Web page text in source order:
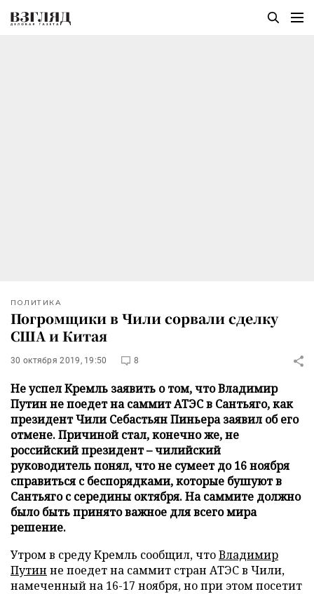
ПОЛИТИКА
Погромщики в Чили сорвали сделку
США и Китая
30 октября 2019, 19:50 8
Не успел Кремль заявить о том, что Владимир
Путин не поедет на саммит АТЭС в Сантьяго, как
президент Чили Себастьян Пиньера заявил об его
отмене. Причиной стал, конечно же, не
российский президент – чилийский
руководитель понял, что не сумеет до 16 ноября
справиться с беспорядками, которые бушуют в
Сантьяго с середины октября. На саммите должно
было быть принято важное для всего мира
решение.
Утром в среду Кремль сообщил, чтоВладимир
Путин не поедет на саммит стран АТЭС в Чили,
намеченный на 16-17 ноября, но при этом посетит